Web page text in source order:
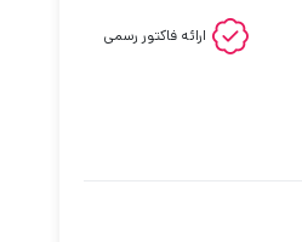
ارائه فاکتور رسمی